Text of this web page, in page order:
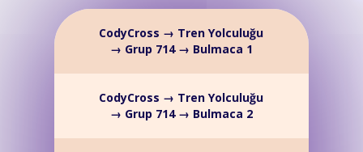
CodyCross → Tren Yolculuğu
→ Grup 714 → Bulmaca 1
CodyCross → Tren Yolculuğu
→ Grup 714 → Bulmaca 2